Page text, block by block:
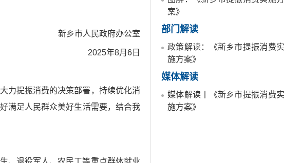
新乡市人民政府办公室
2025年8月6日
力提振消费的决策部署，持续优化消
满足人民群众美好生活需要，结合我
、退役军人、农民工等重点群体就业
案》
部门解读
政策解读：《新乡市提振消费实
施方案》
媒体解读
媒体解读丨《新乡市提振消费实
施方案》